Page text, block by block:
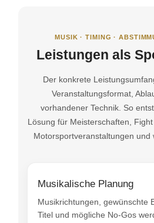
MUSIK · TIMING ·
Leistungen als
Der konkrete
Veranstaltungsformat,
vorhandener Technik. So
Lösung für Meisterschaften,
Motorsportveranstaltungen und
Musikalische Planung
Musikrichtungen, gewünschte
Titel und mögliche No-Gos